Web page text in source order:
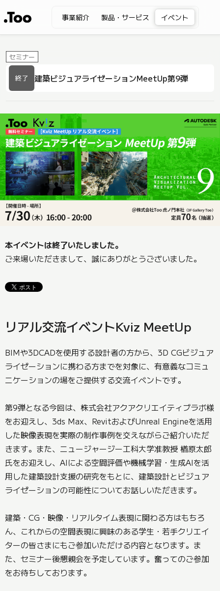
事業紹介 製品・サービス イベント
セミナー
終了 建築ビジュアライゼーションMeetUp第9弾
本イベントは終了いたしました。
ご来場いただきまして、誠にありがとうございました。
リアル交流イベントKviz MeetUp
BIMや3DCADを使用する設計者の方から、3D CGビジュア
ライゼーションに携わる方までを対象に、有意義なコミュ
ニケーションの場をご提供する交流イベントです。
第9弾となる今回は、株式会社アクアクリエイティブラボ様
をお迎えし、3ds Max、RevitおよびUnreal Engineを活用
した映像表現を実際の制作事例を交えながらご紹介いただ
きます。また、ニュージャージー工科大学准教授 楢原太郎
氏をお迎えし、AIによる空間評価や機械学習・生成AIを活
用した建築設計支援の研究をもとに、建築設計とビジュア
ライゼーションの可能性についてお話しいただきます。
建築・CG・映像・リアルタイム表現に関わる方はもちろ
ん、これからの空間表現に興味のある学生・若手クリエイ
ターの皆さまにもご参加いただける内容となります。ま
た、セミナー後懇親会を予定しています。奮ってのご参加
をお待ちしております。